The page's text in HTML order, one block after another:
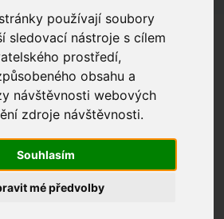
používají soubory
sledovací nástroje s cílem
prostředí,
obsahu a
návštěvnosti webových
zdroje návštěvnosti.
Souhlasím
mé předvolby
6 min 23.1.2025